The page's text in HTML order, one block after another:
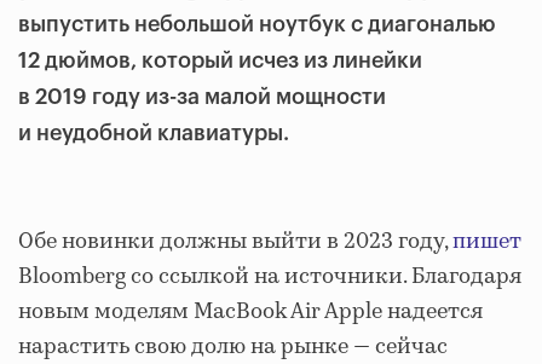
выпустить небольшой ноутбук с диагональю
12 дюймов, который исчез из линейки
в 2019 году из-за малой мощности
и неудобной клавиатуры.
Обе новинки должны выйти в 2023 году,пишет
Bloomberg со ссылкой на источники. Благодаря
новым моделям MacBook Air Apple надеется
нарастить свою долю на рынке — сейчас